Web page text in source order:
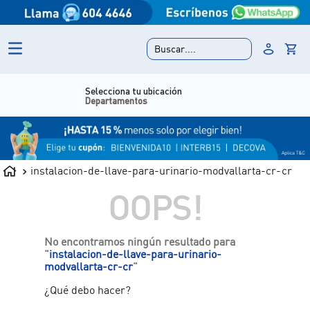
Buscar....
Selecciona tu ubicación
Departamentos
instalacion-de-llave-para-urinario-modvallarta-cr-cr
OOPS!
No encontramos ningún resultado para
"instalacion-de-llave-para-urinario-
modvallarta-cr-cr"
¿Qué debo hacer?